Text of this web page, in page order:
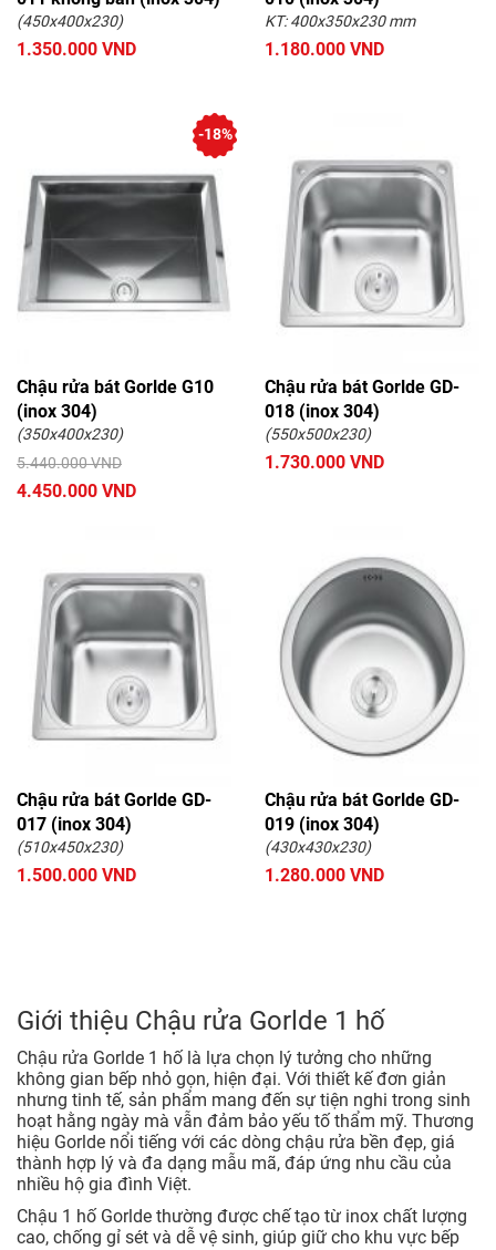
(450x400x230)
1.350.000 VND
KT: 400x350x230 mm
1.180.000 VND
Chậu rửa bát Gorlde G10
(inox 304)
(350x400x230)
5.440.000 VND
4.450.000 VND
-18%
Chậu rửa bát Gorlde GD-
018 (inox 304)
(550x500x230)
1.730.000 VND
Chậu rửa bát Gorlde GD-
017 (inox 304)
(510x450x230)
1.500.000 VND
Chậu rửa bát Gorlde GD-
019 (inox 304)
(430x430x230)
1.280.000 VND
Giới thiệu Chậu rửa Gorlde 1 hố
Chậu rửa Gorlde 1 hố là lựa chọn lý tưởng cho những
không gian bếp nhỏ gọn, hiện đại. Với thiết kế đơn giản
nhưng tinh tế, sản phẩm mang đến sự tiện nghi trong sinh
hoạt hằng ngày mà vẫn đảm bảo yếu tố thẩm mỹ. Thương
hiệu Gorlde nổi tiếng với các dòng chậu rửa bền đẹp, giá
thành hợp lý và đa dạng mẫu mã, đáp ứng nhu cầu của
nhiều hộ gia đình Việt.
Chậu 1 hố Gorlde thường được chế tạo từ inox chất lượng
cao, chống gỉ sét và dễ vệ sinh, giúp giữ cho khu vực bếp